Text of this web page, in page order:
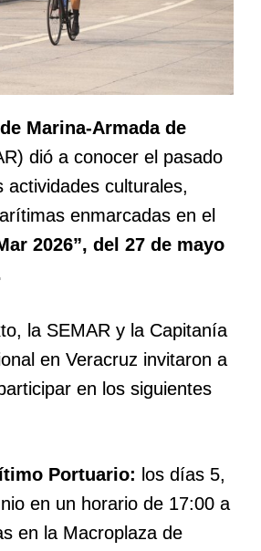
Marina-Armada de
dió a conocer el pasado
actividades culturales,
enmarcadas en el
2026”, del 27 de mayo
la SEMAR y la Capitanía
en Veracruz invitaron a
en los siguientes
Portuario: los días 5,
en un horario de 17:00 a
en la Macroplaza de